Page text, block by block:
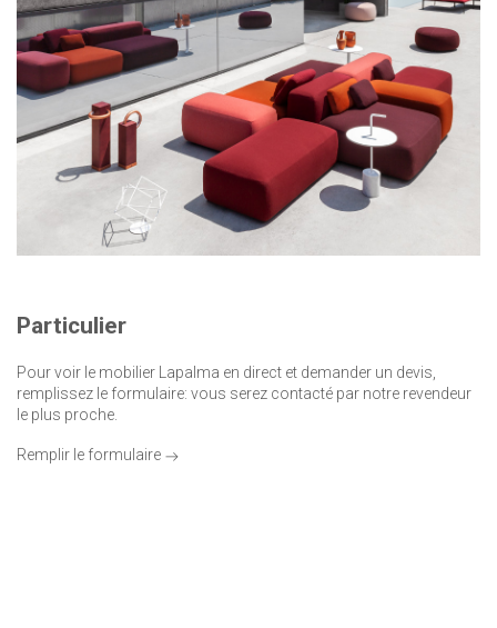
Particulier
Pour voir le mobilier Lapalma en direct et demander un devis,
remplissez le formulaire: vous serez contacté par notre revendeur
le plus proche.
Remplir le formulaire